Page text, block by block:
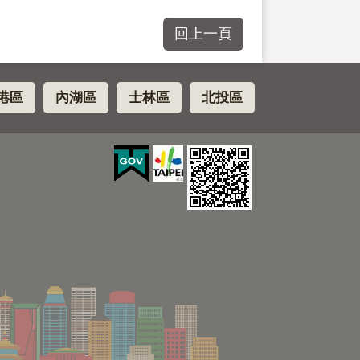
回上一頁
區 內湖區 士林區 北投區